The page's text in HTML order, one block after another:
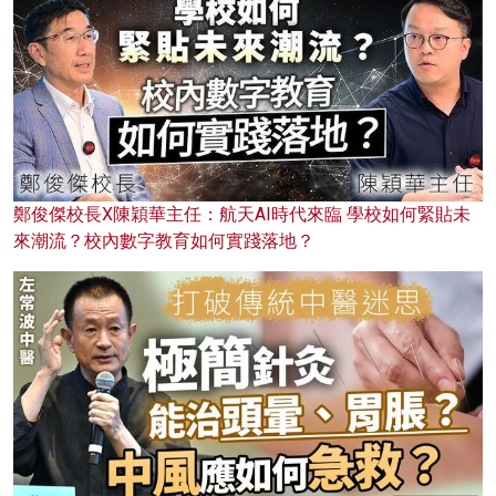
鄭俊傑校長X陳穎華主任：航天AI時代來臨 學校如何緊貼未
來潮流？校內數字教育如何實踐落地？